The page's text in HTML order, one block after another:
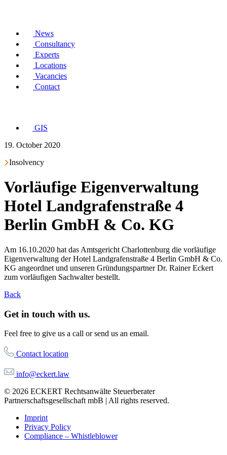
News
Consultancy
Experts
Locations
Vacancies
Contact
GIS
19. October 2020
Insolvency
Vorläufige Eigenverwaltung
Hotel Landgrafenstraße 4
Berlin GmbH & Co. KG
Am 16.10.2020 hat das Amtsgericht Charlottenburg die vorläufige
Eigenverwaltung der Hotel Landgrafenstraße 4 Berlin GmbH & Co.
KG angeordnet und unseren Gründungspartner Dr. Rainer Eckert
zum vorläufigen Sachwalter bestellt.
Back
Get in touch with us.
Feel free to give us a call or send us an email.
Contact location
info@eckert.law
© 2026 ECKERT Rechtsanwälte Steuerberater
Partnerschaftsgesellschaft mbB | All rights reserved.
Imprint
Privacy Policy
Compliance – Whistleblower